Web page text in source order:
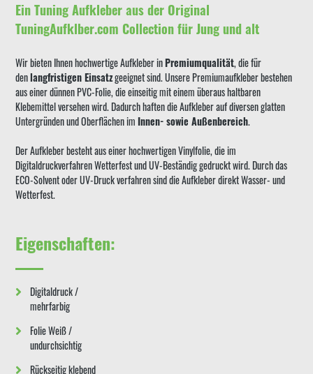
Ein Tuning Aufkleber aus der Original
TuningAufklber.com Collection für Jung und alt
Wir bieten Ihnen hochwertige Aufkleber inPremiumqualität, die für
denlangfristigen Einsatzgeeignet sind. Unsere Premiumaufkleber bestehen
aus einer dünnen PVC-Folie, die einseitig mit einem überaus haltbaren
Klebemittel versehen wird. Dadurch haften die Aufkleber auf diversen glatten
Untergründen und Oberflächen imInnen- sowie Außenbereich.
Der Aufkleber besteht aus einer hochwertigen Vinylfolie, die im
Digitaldruckverfahren Wetterfest und UV-Beständig gedruckt wird. Durch das
ECO-Solvent oder UV-Druck verfahren sind die Aufkleber direkt Wasser- und
Wetterfest.
Eigenschaften:
Digitaldruck /
mehrfarbig
Folie Weiß /
undurchsichtig
Rückseitig klebend